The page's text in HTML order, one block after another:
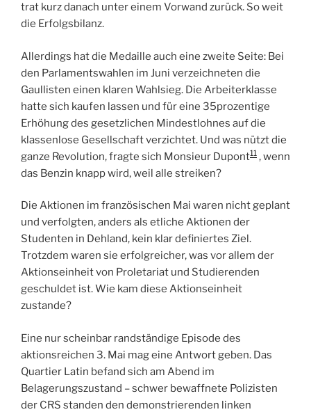
trat kurz danach unter einem Vorwand zurück. So weit
die Erfolgsbilanz.
Allerdings hat die Medaille auch eine zweite Seite: Bei
den Parlamentswahlen im Juni verzeichneten die
Gaullisten einen klaren Wahlsieg. Die Arbeiterklasse
hatte sich kaufen lassen und für eine 35prozentige
Erhöhung des gesetzlichen Mindestlohnes auf die
klassenlose Gesellschaft verzichtet. Und was nützt die
ganze Revolution, fragte sich Monsieur Dupont11 , wenn
das Benzin knapp wird, weil alle streiken?
Die Aktionen im französischen Mai waren nicht geplant
und verfolgten, anders als etliche Aktionen der
Studenten in Dehland, kein klar definiertes Ziel.
Trotzdem waren sie erfolgreicher, was vor allem der
Aktionseinheit von Proletariat und Studierenden
geschuldet ist. Wie kam diese Aktionseinheit
zustande?
Eine nur scheinbar randständige Episode des
aktionsreichen 3. Mai mag eine Antwort geben. Das
Quartier Latin befand sich am Abend im
Belagerungszustand – schwer bewaffnete Polizisten
der CRS standen den demonstrierenden linken